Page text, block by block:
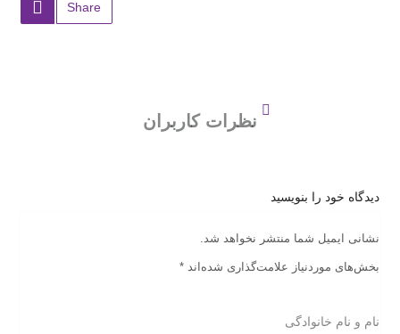
Share
نظرات کاربران
دیدگاه خود را بنویسید
نشانی ایمیل شما منتشر نخواهد شد.
بخش‌های موردنیاز علامت‌گذاری شده‌اند *
نام و نام خانوادگی